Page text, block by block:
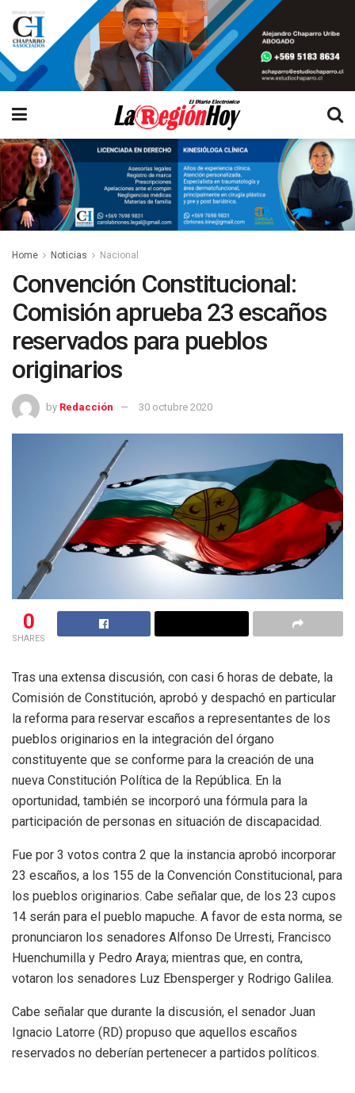
Home Noticias Nacional
Convención Constitucional:
Comisión aprueba 23 escaños
reservados para pueblos
originarios
by Redacción 30 octubre 2020
0
SHARES
Tras una extensa discusión, con casi 6 horas de debate, la
Comisión de Constitución, aprobó y despachó en particular
la reforma para reservar escaños a representantes de los
pueblos originarios en la integración del órgano
constituyente que se conforme para la creación de una
nueva Constitución Política de la República. En la
oportunidad, también se incorporó una fórmula para la
participación de personas en situación de discapacidad.
Fue por 3 votos contra 2 que la instancia aprobó incorporar
23 escaños, a los 155 de la Convención Constitucional, para
los pueblos originarios. Cabe señalar que, de los 23 cupos
14 serán para el pueblo mapuche. A favor de esta norma, se
pronunciaron los senadores Alfonso De Urresti, Francisco
Huenchumilla y Pedro Araya; mientras que, en contra,
votaron los senadores Luz Ebensperger y Rodrigo Galilea.
Cabe señalar que durante la discusión, el senador Juan
Ignacio Latorre (RD) propuso que aquellos escaños
reservados no deberían pertenecer a partidos políticos.